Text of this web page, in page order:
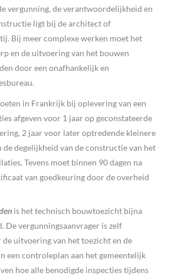
vergunning, de verantwoordelijkheid en
ligt bij de architect of
Bij meer complexe werken moet het
en de uitvoering van het bouwen
door een onafhankelijk en
in Frankrijk bij oplevering van een
afgeven voor 1 jaar op geconstateerde
2 jaar voor later optredende kleinere
de degelijkheid van de constructie van het
Tevens moet binnen 90 dagen na
van goedkeuring door de overheid
is het technisch bouwtoezicht bijna
De vergunningsaanvrager is zelf
uitvoering van het toezicht en de
een controleplan aan het gemeentelijk
hoe alle benodigde inspecties tijdens